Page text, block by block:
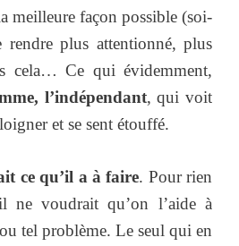
meilleure façon possible (soi-
plus attentionné, plus
cela… Ce qui évidemment,
l’indépendant, qui voit
et se sent étouffé.
ce qu’il a à faire. Pour rien
ne voudrait qu’on l’aide à
tel problème. Le seul qui en